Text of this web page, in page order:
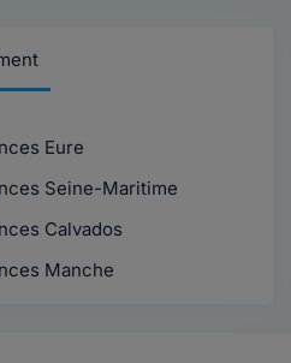
Eure
Seine-Maritime
Calvados
Manche